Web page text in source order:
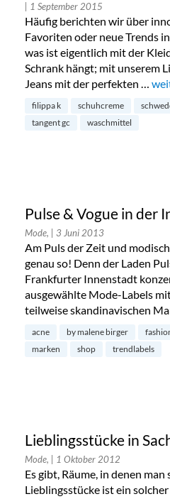
| 1 September 2015
Häufig berichten wir über
Favoriten oder neue Trends
was ist eigentlich mit der
Schrank hängt; mit unserem
Jeans mit der perfekten …
filippa k schuhcreme
tangent gc
waschmittel
Pulse & Vogue in der
Mode, | 3 Juni 2013
Am Puls der Zeit und
genau so! Denn der Laden
Frankfurter Innenstadt
ausgewählte Mode-Labels
teilweise skandinavischen
acne by malene birger
marken
shop trendlabels
Lieblingsstücke in
Mode, | 1 Oktober 2012
Es gibt, Räume, in denen
Lieblingsstücke ist ein